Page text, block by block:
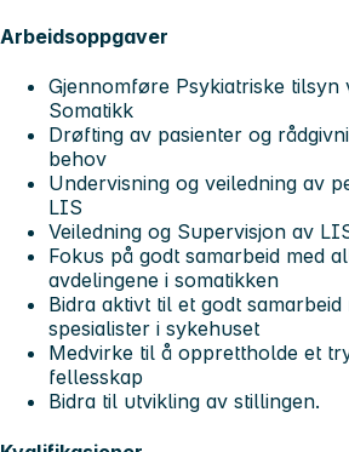
Arbeidsoppgaver
Gjennomføre Psykiatriske tilsyn
Somatikk
Drøfting av pasienter og
behov
Undervisning og veiledning av
LIS
Veiledning og Supervisjon av
Fokus på godt samarbeid med
avdelingene i somatikken
Bidra aktivt til et godt samarbeid
spesialister i sykehuset
Medvirke til å opprettholde et
fellesskap
Bidra til utvikling av stillingen.